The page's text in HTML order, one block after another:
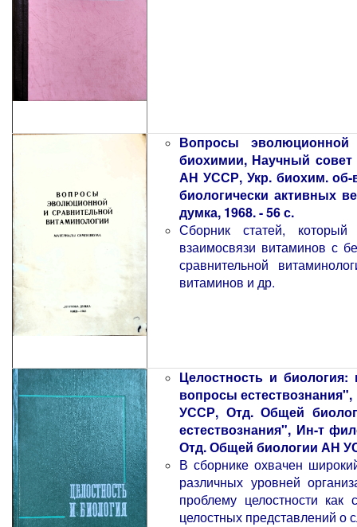
Вопросы
биохимии, Научный совет
АН УССР, Укр. биохим. об-
биологически активных
думка, 1968. - 56 с.
Сборник статей,
взаимосвязи витаминов с
сравнительной
витаминов и др.
Целостность и
вопросы
УССР, Отд. Общей
естествознания", Ин-т
Отд. Общей биологии АН
В сборнике охвачен
различных уровней
проблему целостности
целостных представлений о